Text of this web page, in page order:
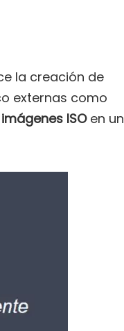
la creación de
externas como
ISOen un